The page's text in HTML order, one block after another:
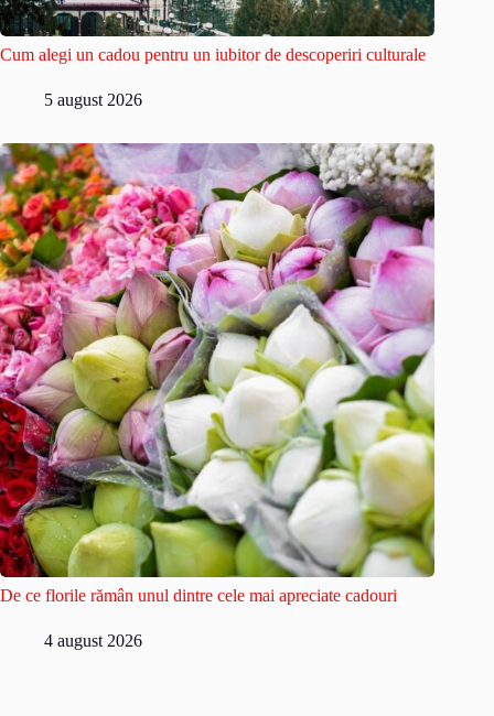
Cum alegi un cadou pentru un iubitor de descoperiri culturale
5 august 2026
De ce florile rămân unul dintre cele mai apreciate cadouri
4 august 2026